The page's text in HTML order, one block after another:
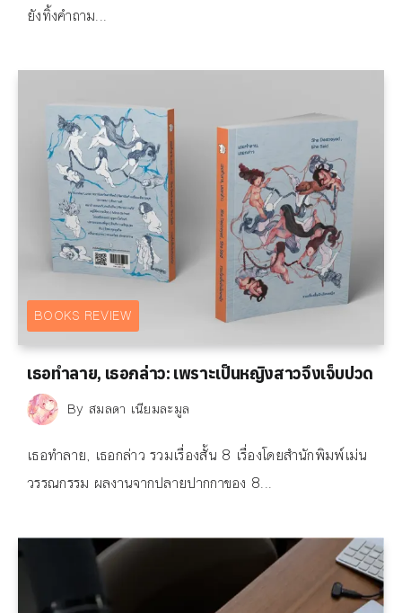
ยังทิ้งคำถาม...
BOOKS REVIEW
เธอทำลาย, เธอกล่าว: เพราะเป็นหญิงสาวจึงเจ็บปวด
By สมลดา เนียมละมูล
เธอทำลาย, เธอกล่าว รวมเรื่องสั้น 8 เรื่องโดยสำนักพิมพ์เม่น
วรรณกรรม ผลงานจากปลายปากกาของ 8...